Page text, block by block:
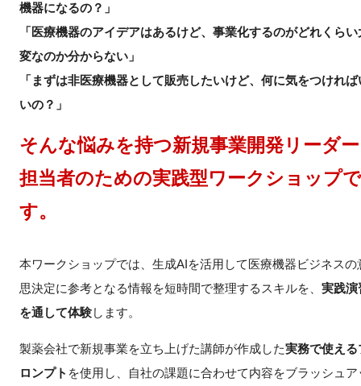
ニュース・掲示板
LINK-Jを知る
特別会員
施設・アクセス
機器になるの？」
「医療機器のアイデアはあるけど、事業化するのがどれくらい
変なのか分からない」
「まずは非医療機器として販売したいけど、何に気をつければ
いの？」
そんな悩みを持つ新規事業開発リーダ
担当者のための実践型ワークショップで
す。
本ワークショップでは、生成AIを活用して医療機器ビジネスの
思決定に参考となる情報を短時間で整理するスキルを、 実践演
を通して体験します。
製薬会社で新規事業を立ち上げた講師が作成した実務で使える
ロンプト を使用し、自社の課題に合わせて内容をブラッシュア